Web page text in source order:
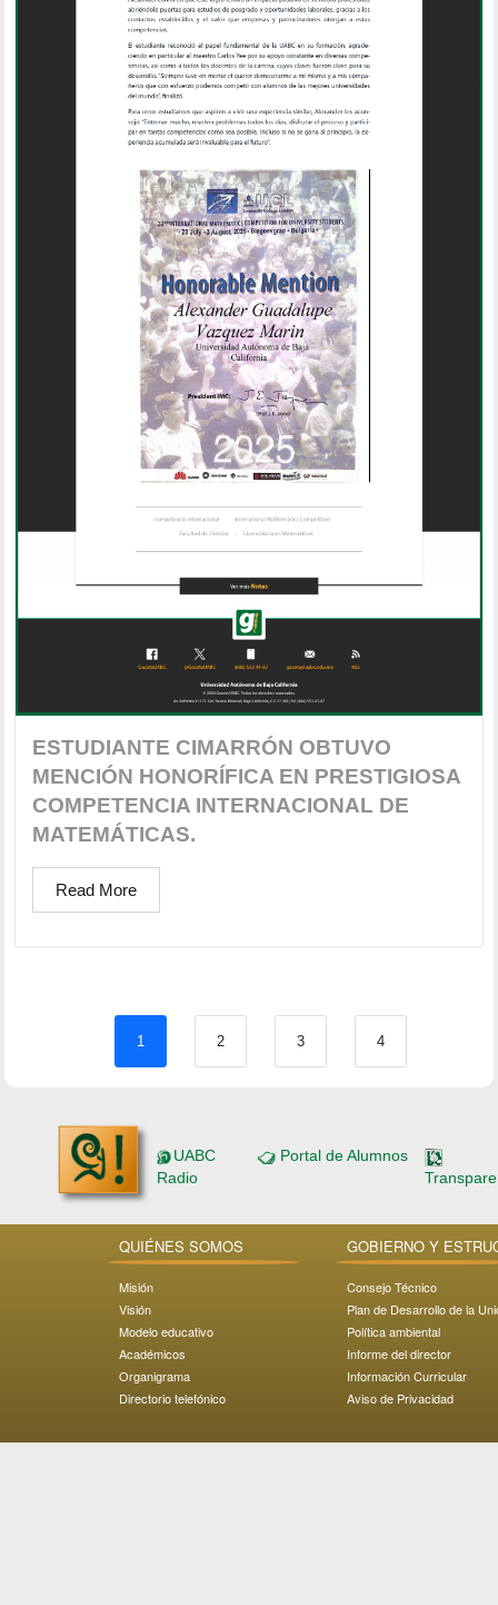
ESTUDIANTE CIMARRÓN OBTUVO
MENCIÓN HONORÍFICA EN PRESTIGIOSA
COMPETENCIA INTERNACIONAL DE
MATEMÁTICAS.
Read More
1 2 3 4
UABC
Radio
Portal de Alumnos
QUIÉNES SOMOS
Misión
Visión
Modelo educativo
Académicos
Organigrama
Directorio telefónico
GOBIERNO Y
Consejo Técnico
Plan de Desarrollo de la
Política ambiental
Informe del director
Información Curricular
Aviso de Privacidad